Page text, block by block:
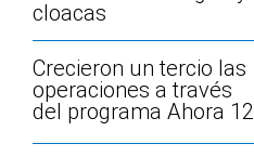
cloacas
Crecieron un tercio las
operaciones a través
del programa Ahora 12